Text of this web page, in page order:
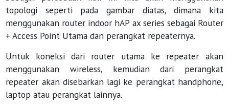
topologi seperti pada gambar diatas, dimana kita
menggunakan router indoor hAP ax series sebagai Router
+ Access Point Utama dan perangkat repeaternya.
Untuk koneksi dari router utama ke repeater akan
menggunakan wireless, kemudian dari perangkat
repeater akan disebarkan lagi ke perangkat handphone,
laptop atau perangkat lainnya.